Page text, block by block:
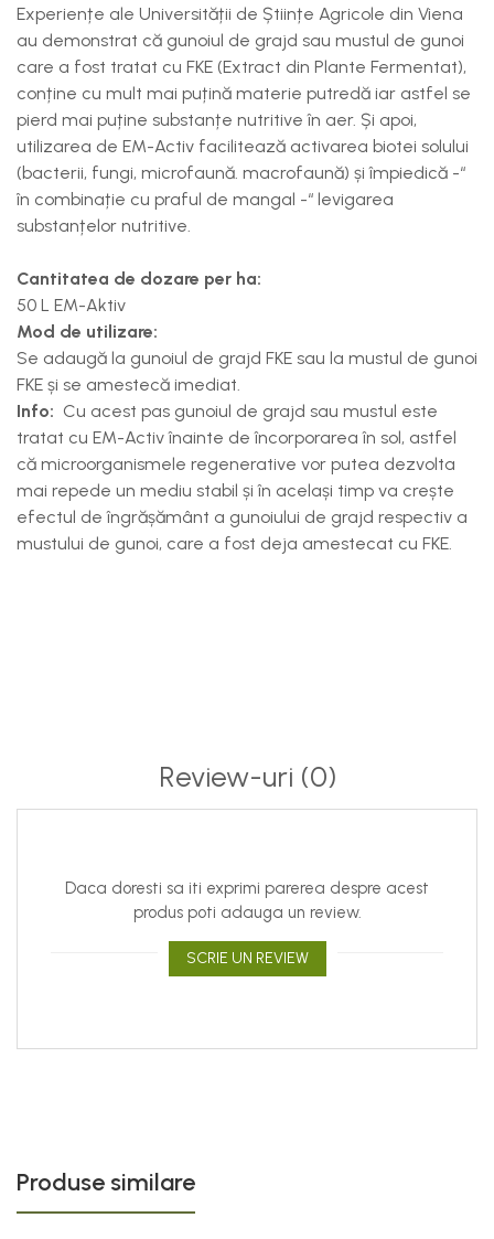
Experiențe ale Universității de Științe Agricole din Viena
au demonstrat că gunoiul de grajd sau mustul de gunoi
care a fost tratat cu FKE (Extract din Plante Fermentat),
conține cu mult mai puțină materie putredă iar astfel se
pierd mai puține substanțe nutritive în aer. Și apoi,
utilizarea de EM-Activ facilitează activarea biotei solului
(bacterii, fungi, microfaună. macrofaună) și împiedică -“
în combinație cu praful de mangal -“ levigarea
substanțelor nutritive.
Cantitatea de dozare per ha:
50 L EM-Aktiv
Mod de utilizare:
Se adaugă la gunoiul de grajd FKE sau la mustul de gunoi
FKE și se amestecă imediat.
Info: Cu acest pas gunoiul de grajd sau mustul este
tratat cu EM-Activ înainte de încorporarea în sol, astfel
că microorganismele regenerative vor putea dezvolta
mai repede un mediu stabil și în același timp va crește
efectul de îngrășământ a gunoiului de grajd respectiv a
mustului de gunoi, care a fost deja amestecat cu FKE.
Review-uri (0)
Daca doresti sa iti exprimi parerea despre acest
produs poti adauga un review.
SCRIE UN REVIEW
Produse similare